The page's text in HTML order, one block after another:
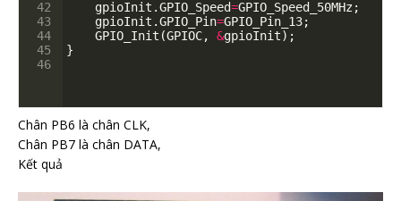
42
43
44
45
46
gpioInit .GPIO_Speed=GPIO_Speed_50MHz ;
gpioInit .GPIO_Pin=GPIO_Pin_13;
GPIO_Init (GPIOC, &gpioInit) ;
}
Chân PB6 là chân CLK,
Chân PB7 là chân DATA,
Kết quả